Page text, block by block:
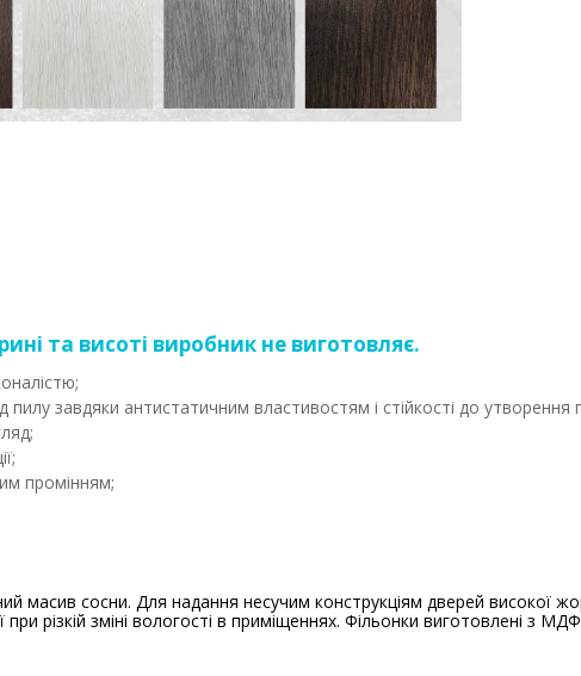
та висоті виробник не виготовляє.
завдяки антистатичним властивостям і стійкості до утворення
промінням;
масив сосни. Для надання несучим конструкціям дверей високої
різкій зміні вологості в приміщеннях. Фільонки виготовлені з